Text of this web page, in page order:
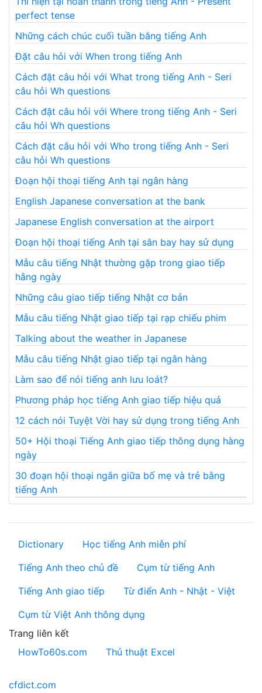
perfect tense
Những cách chúc cuối tuần bằng tiếng Anh
Đặt câu hỏi với When trong tiếng Anh
Cách đặt câu hỏi với What trong tiếng Anh - Seri
câu hỏi Wh questions
Cách đặt câu hỏi với Where trong tiếng Anh - Seri
câu hỏi Wh questions
Cách đặt câu hỏi với Who trong tiếng Anh - Seri
câu hỏi Wh questions
Đoạn hội thoại tiếng Anh tại ngân hàng
English Japanese conversation at the bank
Japanese English conversation at the airport
Đoạn hội thoại tiếng Anh tại sân bay hay sử dụng
Mẫu câu tiếng Nhật thường gặp trong giao tiếp
hằng ngày
Những câu giao tiếp tiếng Nhật cơ bản
Mẫu câu tiếng Nhật giao tiếp tại rạp chiếu phim
Talking about the weather in Japanese
Mẫu câu tiếng Nhật giao tiếp tại ngân hàng
Làm sao để nói tiếng anh lưu loát?
Phương pháp học tiếng Anh giao tiếp hiệu quả
12 cách nói Tuyệt Vời hay sử dụng trong tiếng Anh
50+ Hội thoại Tiếng Anh giao tiếp thông dụng hàng
ngày
30 đoạn hội thoại ngắn giữa bố mẹ và trẻ bằng
tiếng Anh
Dictionary
Học tiếng Anh miễn phí
Tiếng Anh theo chủ đề
Cụm từ tiếng Anh
Tiếng Anh giao tiếp
Từ điển Anh - Nhật - Việt
Cụm từ Việt Anh thông dụng
Trang liên kết
HowTo60s.com
Thủ thuật Excel
cfdict.com